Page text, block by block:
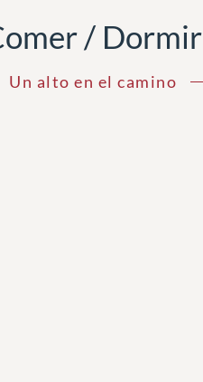
/ Dormir
Un alto en el camino